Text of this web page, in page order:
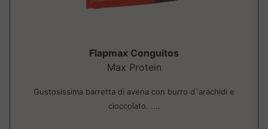
Flapmax Conguitos
Max Protein
Gustosissima barretta di avena con burro d`arachidi e
cioccolato. ....